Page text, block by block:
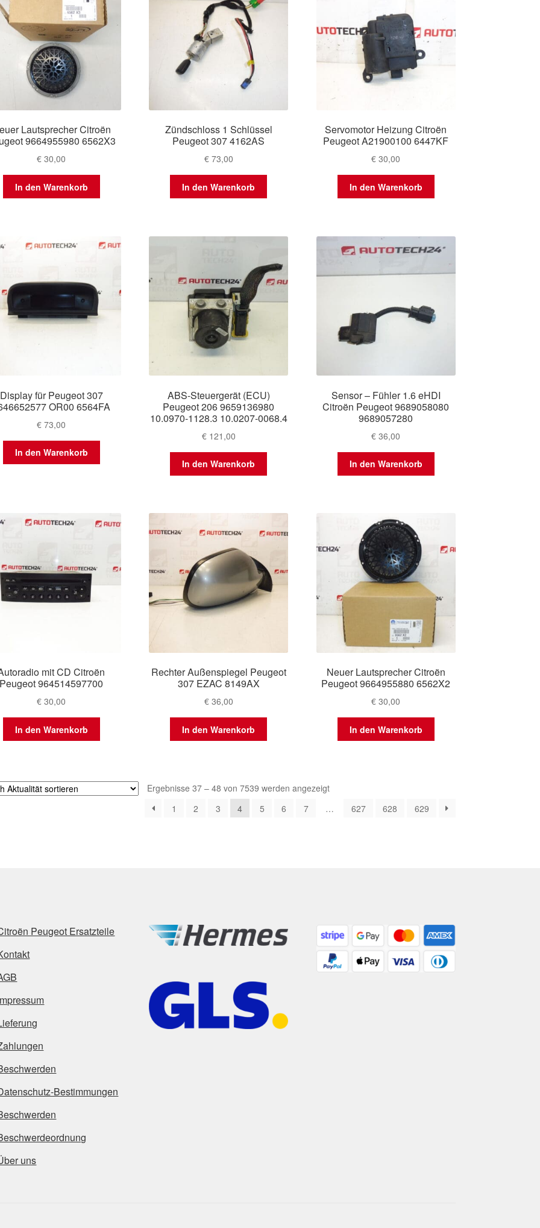
Lautsprecher Citroën
9664955980 6562X3
€ 30,00
In den Warenkorb
Zündschloss 1 Schlüssel
Peugeot 307 4162AS
€73,00
In den Warenkorb
Servomotor Heizung Citroën
Peugeot A21900100 6447KF
€ 30,00
In den Warenkorb
Display für Peugeot 307
OR00 6564FA
€ 73,00
In den Warenkorb
ABS-Steuergerät (ECU)
Peugeot 206 9659136980
10.0970-1128.3 10.0207-0068.4
€121,00
In den Warenkorb
Sensor – Fühler 1.6 eHDI
Citroën Peugeot 9689058080
9689057280
€ 36,00
In den Warenkorb
mit CD Citroën
Peugeot 964514597700
€ 30,00
In den Warenkorb
Rechter Außenspiegel Peugeot
307 EZAC 8149AX
€36,00
In den Warenkorb
Neuer Lautsprecher Citroën
Peugeot 9664955880 6562X2
€ 30,00
In den Warenkorb
Ergebnisse 37 – 48 von 7539 werden angezeigtNach
sortiert
1 2 3 4 5 6 7 … 627 628 629
Peugeot Ersatzteile
Bestimmungen
uns